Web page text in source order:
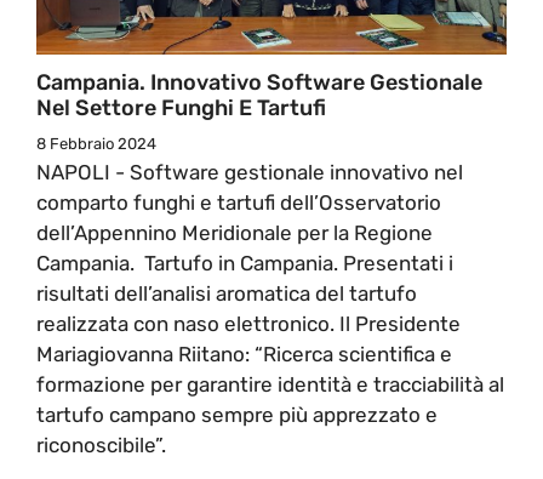
Campania. Innovativo Software Gestionale
Nel Settore Funghi E Tartufi
8 Febbraio 2024
NAPOLI - Software gestionale innovativo nel
comparto funghi e tartufi dell’Osservatorio
dell’Appennino Meridionale per la Regione
Campania. Tartufo in Campania. Presentati i
risultati dell’analisi aromatica del tartufo
realizzata con naso elettronico. Il Presidente
Mariagiovanna Riitano: “Ricerca scientifica e
formazione per garantire identità e tracciabilità al
tartufo campano sempre più apprezzato e
riconoscibile”.